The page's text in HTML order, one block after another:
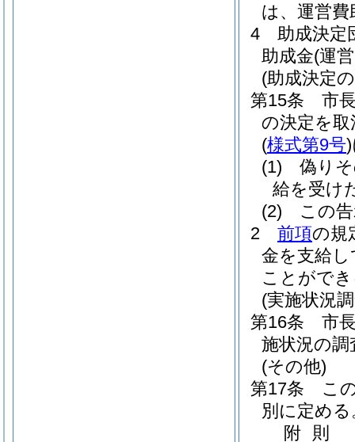
は、運営
4
助成決定
助成金(運
(助成決定
第15条
市
の決定を取
(様式第9号)
(1)
偽り
給を受け
(2)
この
2
前項の規
金を支給
ことがで
(実施状況
第16条
市
施状況の
(その他)
第17条
こ
別に定める
附 則